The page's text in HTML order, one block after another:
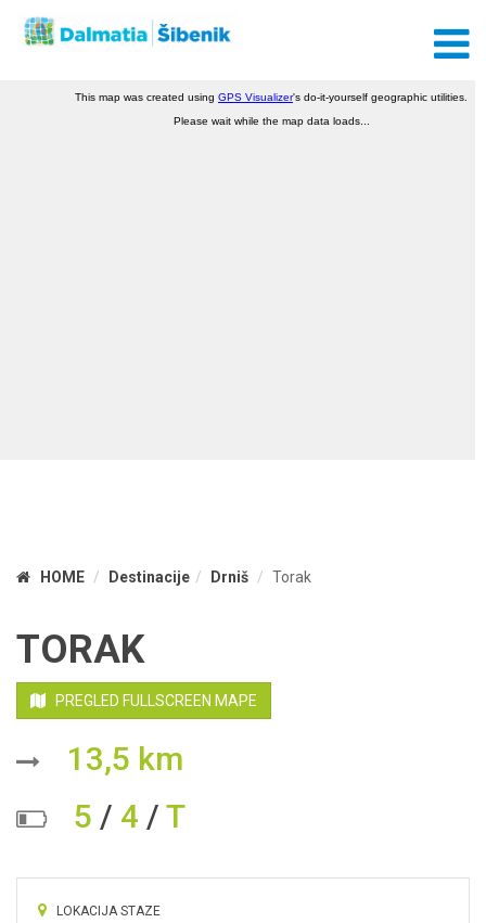
HOME Destinacije Drniš Torak
TORAK
PREGLED FULLSCREEN MAPE
13,5 km
5 / 4 / T
LOKACIJA STAZE